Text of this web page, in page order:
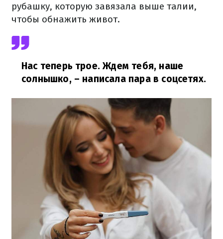
рубашку, которую завязала выше талии,
чтобы обнажить живот.
Нас теперь трое. Ждем тебя, наше
солнышко, – написала пара в соцсетях.